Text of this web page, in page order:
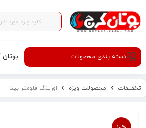
دسته‌ بندی محصولات بوتان
تخفیفات محصولات ویژه اورینگ فلومتر بیتا